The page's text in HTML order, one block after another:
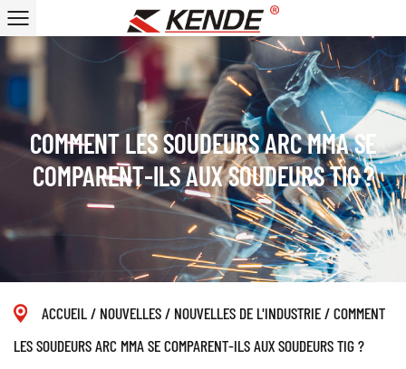
COMMENT LES SOUDEURS ARC MMA SE
COMPARENT-ILS AUX SOUDEURS TIG ?
ACCUEIL/ NOUVELLES/ NOUVELLES DE L'INDUSTRIE/COMMENT
LES SOUDEURS ARC MMA SE COMPARENT-ILS AUX SOUDEURS TIG ?